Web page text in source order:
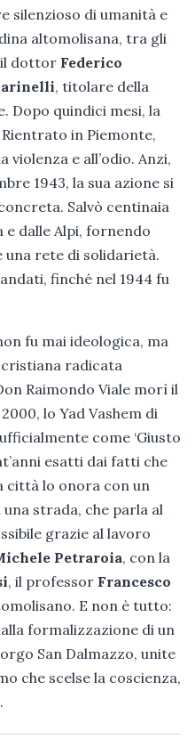
silenzioso di umanità e
altomolisana, tra gli
dottor Federico
, titolare della
Dopo quindici mesi, la
in Piemonte,
violenza e all’odio. Anzi,
1943, la sua azione si
Salvò centinaia
e dalle Alpi, fornendo
una rete di solidarietà.
finché nel 1944 fu
fu mai ideologica, ma
cristiana radicata
Raimondo Viale morì il
lo Yad Vashem di
come ‘Giusto
esatti dai fatti che
città lo onora con un
strada, che parla al
grazie al lavoro
Petraroia, con la
, il professor Francesco
E non è tutto:
formalizzazione di un
San Dalmazzo, unite
che scelse la coscienza,